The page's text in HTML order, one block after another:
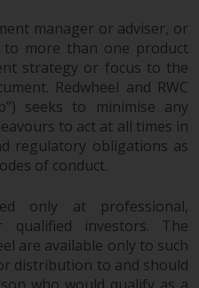
ohne
verpflichtet,
aktualisieren,
sich bei einer
nicht
die auf dieser
manager or adviser, or
to more than one product
strategy or focus to the
Redwheel and RWC
seeks to minimise any
to act at all times in
regulatory obligations as
of conduct.
only at professional,
qualified investors. The
are available only to such
distribution to and should